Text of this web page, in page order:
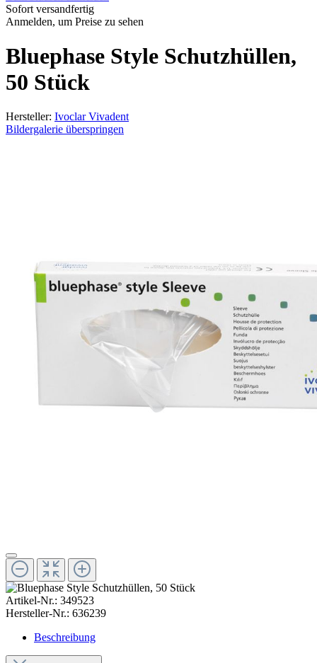
Sofort versandfertig
Anmelden, um Preise zu sehen
Bluephase Style Schutzhüllen,
50 Stück
Hersteller: Ivoclar Vivadent
Bildergalerie überspringen
Artikel-Nr.: 349523
Hersteller-Nr.: 636239
Beschreibung